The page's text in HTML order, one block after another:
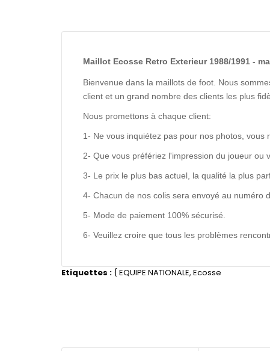
Maillot Ecosse Retro Exterieur 1988/1991 -
Bienvenue dans la maillots de foot. Nous
client et un grand nombre des clients les plus
Nous promettons à chaque client:
1- Ne vous inquiétez pas pour nos photos,
2- Que vous préfériez l'impression du joueur ou
3- Le prix le plus bas actuel, la qualité la plus
4- Chacun de nos colis sera envoyé au numéro
5- Mode de paiement 100% sécurisé.
6- Veuillez croire que tous les problèmes
Etiquettes : {EQUIPE NATIONALE, Ecosse